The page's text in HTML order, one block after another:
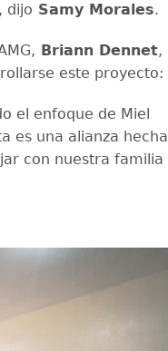
dijo Samy Morales.
Briann Dennet,
este proyecto:
el enfoque de Miel
es una alianza hecha
con nuestra familia